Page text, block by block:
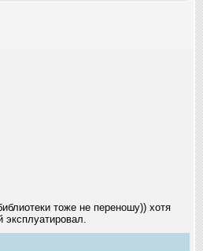
тоже не переношу)) хотя